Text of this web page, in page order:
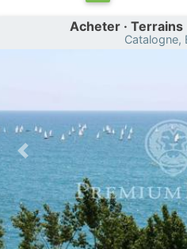
Acheter · Terrains
Catalogne,